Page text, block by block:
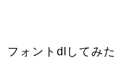
フォントdlしてみた